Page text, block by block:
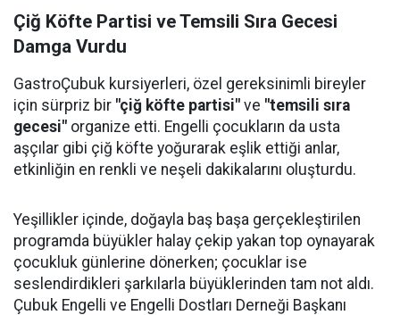
Çiğ Köfte Partisi ve Temsili Sıra Gecesi
Damga Vurdu
GastroÇubuk kursiyerleri, özel gereksinimli bireyler
için sürpriz bir "çiğ köfte partisi" ve "temsili sıra
gecesi" organize etti. Engelli çocukların da usta
aşçılar gibi çiğ köfte yoğurarak eşlik ettiği anlar,
etkinliğin en renkli ve neşeli dakikalarını oluşturdu.
Yeşillikler içinde, doğayla baş başa gerçekleştirilen
programda büyükler halay çekip yakan top oynayarak
çocukluk günlerine dönerken; çocuklar ise
seslendirdikleri şarkılarla büyüklerinden tam not aldı.
Çubuk Engelli ve Engelli Dostları Derneği Başkanı